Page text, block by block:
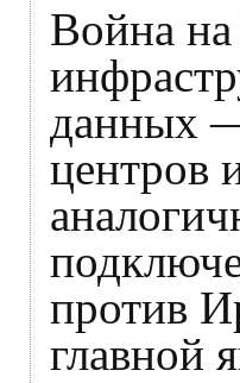
Война на
данных
центров
против
главной